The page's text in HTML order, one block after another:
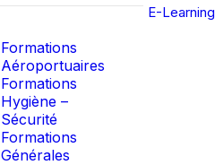
Formations
Aéroportuaires
Formations
Hygiène –
Sécurité
Formations
Générales
E-Learning